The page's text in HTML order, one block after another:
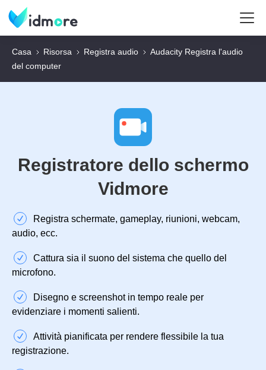
Casa Risorsa Registra audio
Audacity Registra l'audio
del computer
Registratore dello schermo
Vidmore
Registra schermate, gameplay, riunioni, webcam,
audio, ecc.
Cattura sia il suono del sistema che quello del
microfono.
Disegno e screenshot in tempo reale per
evidenziare i momenti salienti.
Attività pianificata per rendere flessibile la tua
registrazione.